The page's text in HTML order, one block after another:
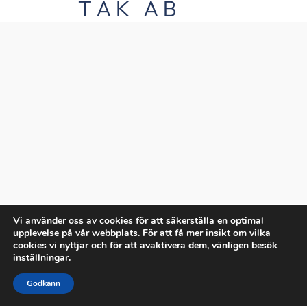
Vi använder oss av cookies för att säkerställa en optimal
upplevelse på vår webbplats. För att få mer insikt om vilka
cookies vi nyttjar och för att avaktivera dem, vänligen besök
inställningar.
Godkänn